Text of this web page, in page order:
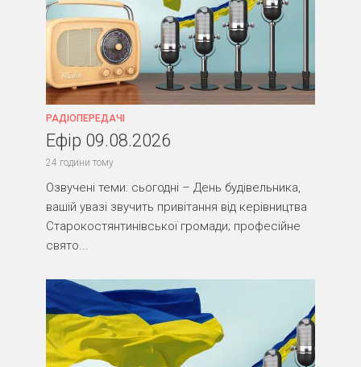
РАДІОПЕРЕДАЧІ
Ефір 09.08.2026
24 години тому
Озвучені теми: сьогодні – День будівельника,
вашій увазі звучить привітання від керівництва
Старокостянтинівської громади; професійне
свято...